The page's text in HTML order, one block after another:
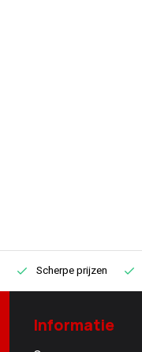
Scherpe prijzen
Informatie